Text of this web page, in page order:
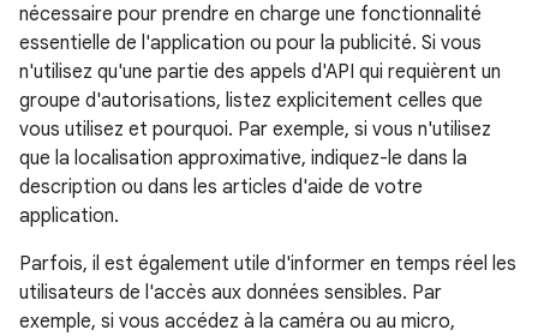
nécessaire pour prendre en charge une fonctionnalité
essentielle de l'application ou pour la publicité. Si vous
n'utilisez qu'une partie des appels d'API qui requièrent un
groupe d'autorisations, listez explicitement celles que
vous utilisez et pourquoi. Par exemple, si vous n'utilisez
que la localisation approximative, indiquez-le dans la
description ou dans les articles d'aide de votre
application.
Parfois, il est également utile d'informer en temps réel les
utilisateurs de l'accès aux données sensibles. Par
exemple, si vous accédez à la caméra ou au micro,